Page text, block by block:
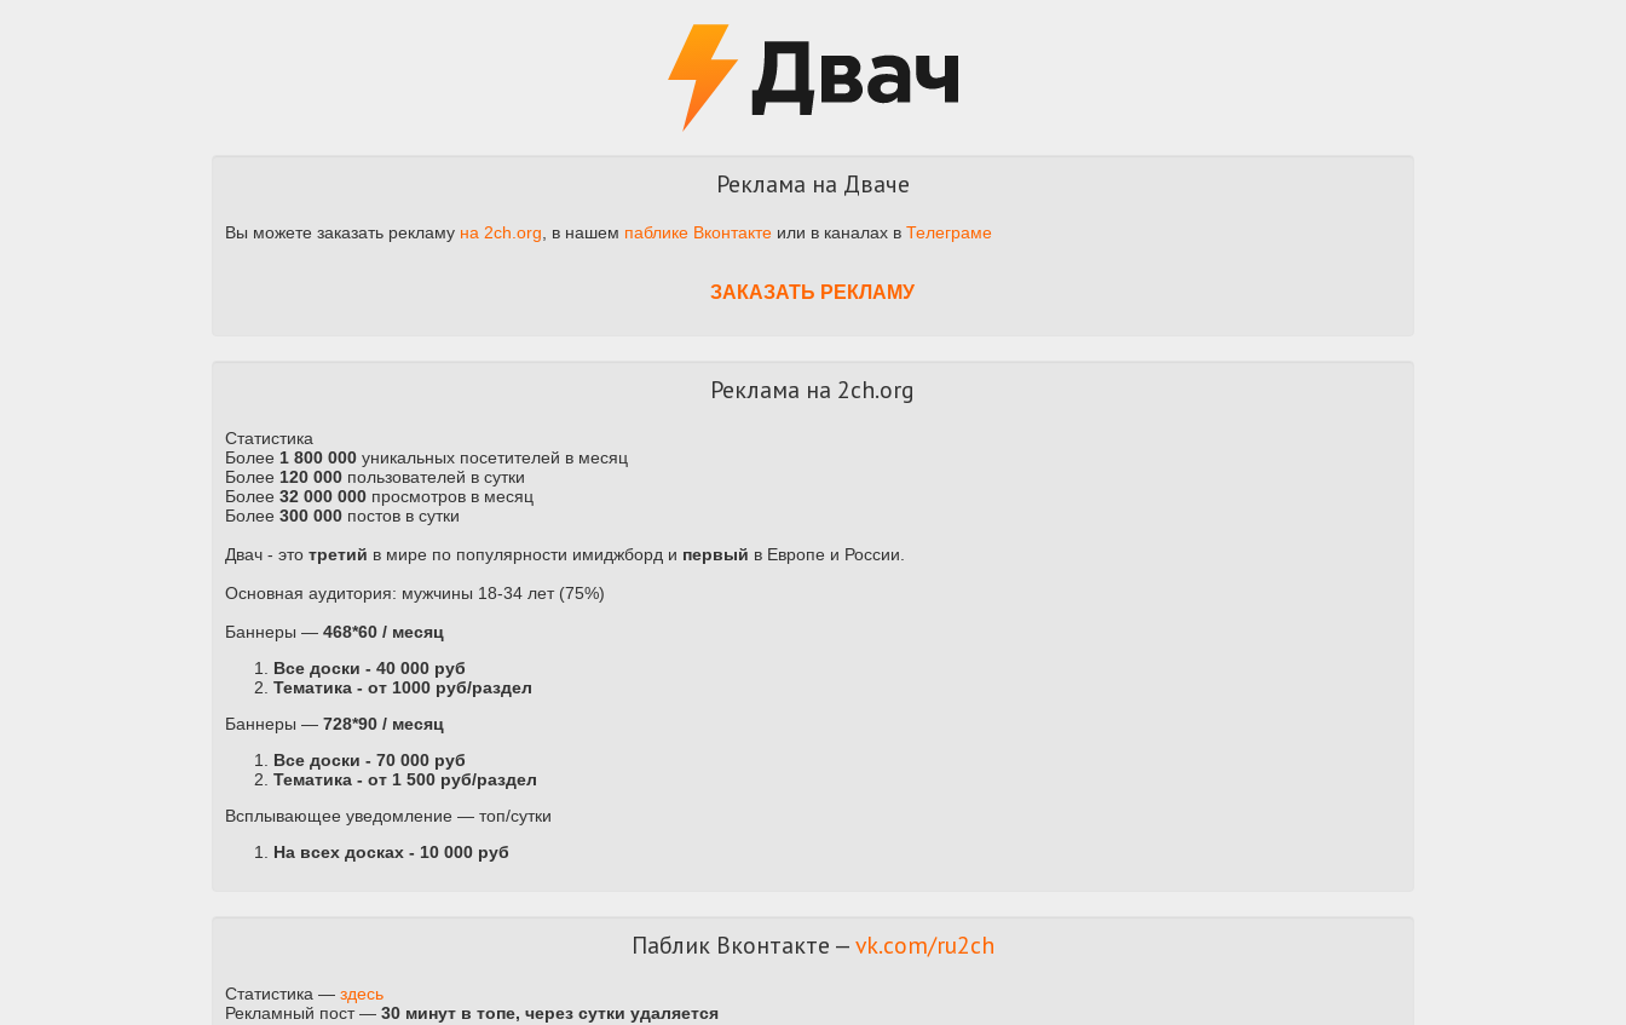
Реклама на Дваче
Вы можете заказать рекламу на 2ch.org , в нашем паблике Вконтактеили в каналах в Телеграме
ЗАКАЗАТЬ РЕКЛАМУ
Реклама на 2ch.org
Статистика
Более 1 800 000уникальных посетителей в месяц
Более 120 000пользователей в сутки
Более 32 000 000просмотров в месяц
Более 300 000постов в сутки
Двач - это третий в мире по популярности имиджборд и первый в Европе и России.
Основная аудитория: мужчины 18-34 лет (75%)
Баннеры — 468*60 / месяц
Все доски - 40 000 руб
Тематика - от 1000 руб/раздел
Баннеры — 728*90 / месяц
Все доски - 70 000 руб
Тематика - от 1 500 руб/раздел
Всплывающее уведомление — топ/сутки
На всех досках - 10 000 руб
Паблик Вконтакте — vk.com/ru2ch
Статистика— здесь
Рекламный пост— 30 минут в топе, через сутки удаляется